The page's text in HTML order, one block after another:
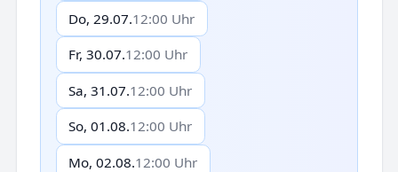
Do, 29.07.12:00 Uhr
Fr, 30.07.12:00 Uhr
Sa, 31.07.12:00 Uhr
So, 01.08.12:00 Uhr
Mo, 02.08.12:00 Uhr